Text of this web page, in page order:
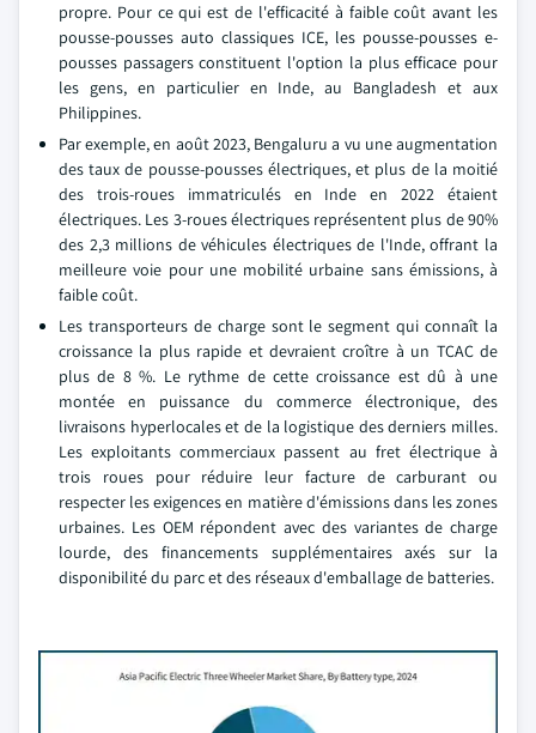
propre. Pour ce qui est de l'efficacité à faible coût avant les
pousse-pousses auto classiques ICE, les pousse-pousses e-
pousses passagers constituent l'option la plus efficace pour
les gens, en particulier en Inde, au Bangladesh et aux
Philippines.
Par exemple, en août 2023, Bengaluru a vu une augmentation
des taux de pousse-pousses électriques, et plus de la moitié
des trois-roues immatriculés en Inde en 2022 étaient
électriques. Les 3-roues électriques représentent plus de 90%
des 2,3 millions de véhicules électriques de l'Inde, offrant la
meilleure voie pour une mobilité urbaine sans émissions, à
faible coût.
Les transporteurs de charge sont le segment qui connaît la
croissance la plus rapide et devraient croître à un TCAC de
plus de 8 %. Le rythme de cette croissance est dû à une
montée en puissance du commerce électronique, des
livraisons hyperlocales et de la logistique des derniers milles.
Les exploitants commerciaux passent au fret électrique à
trois roues pour réduire leur facture de carburant ou
respecter les exigences en matière d'émissions dans les zones
urbaines. Les OEM répondent avec des variantes de charge
lourde, des financements supplémentaires axés sur la
disponibilité du parc et des réseaux d'emballage de batteries.